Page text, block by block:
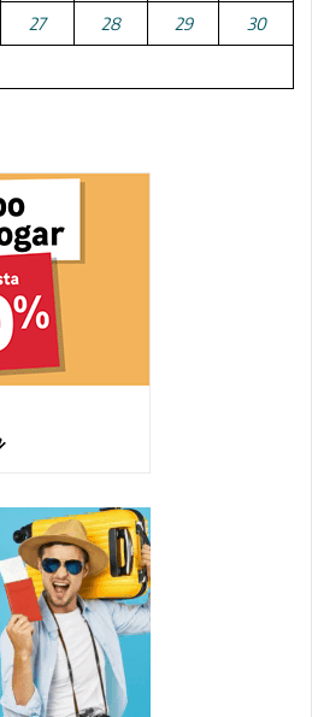
27 28 29 30